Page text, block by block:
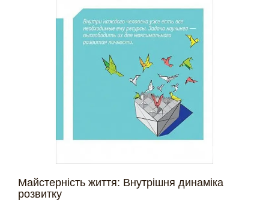
Майстерність життя: Внутрішня динаміка
розвитку